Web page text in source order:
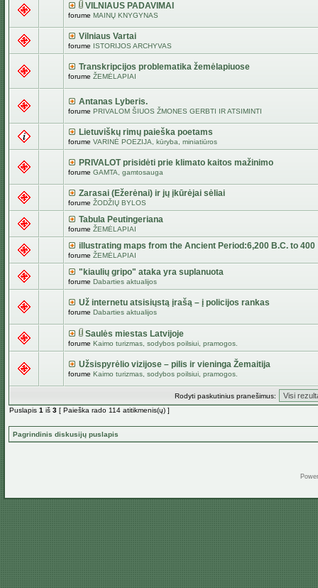
VILNIAUS PADAVIMAI
forume MAINŲ KNYGYNAS
Vilniaus Vartai
forume ISTORIJOS ARCHYVAS
Transkripcijos problematika žemėlapiuose
forume ŽEMĖLAPIAI
Antanas Lyberis.
forume PRIVALOM ŠIUOS ŽMONES GERBTI IR ATSIMINTI
Lietuviškų rimų paieška poetams
forume VARINĖ POEZIJA, kūryba, miniatiūros
PRIVALOT prisidėti prie klimato kaitos mažinimo
forume GAMTA, gamtosauga
Zarasai (Ežerėnai) ir jų įkūrėjai sėliai
forume ŽODŽIŲ BYLOS
Tabula Peutingeriana
forume ŽEMĖLAPIAI
illustrating maps from the Ancient Period:6,200 B.C. to 400
forume ŽEMĖLAPIAI
"kiaulių gripo" ataka yra suplanuota
forume Dabarties aktualijos
Už internetu atsisiųstą įrašą – į policijos rankas
forume Dabarties aktualijos
Saulės miestas Latvijoje
forume Kaimo turizmas, sodybos poilsiui, pramogos.
Užsispyrėlio vizijose – pilis ir vieninga Žemaitija
forume Kaimo turizmas, sodybos poilsiui, pramogos.
Rodyti paskutinius pranešimus:
Puslapis 1 iš 3 [ Paieška rado 114 atitikmenis(ų) ]
Pagrindinis diskusijų puslapis